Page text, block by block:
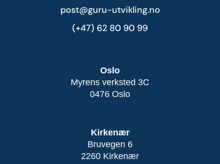
post@guru-utvikling.no
(+47) 62 80 90 99
Oslo
Myrens verksted 3C
0476 Oslo
Kirkenær
Bruvegen 6
2260 Kirkenær